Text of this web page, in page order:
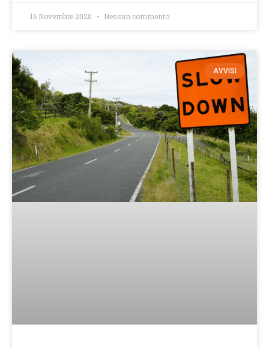
16 Novembre 2020 Nessun commento
AVVISI